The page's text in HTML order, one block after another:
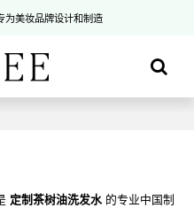
美妆品牌设计和制造
定制茶树油洗发水 的专业中国制